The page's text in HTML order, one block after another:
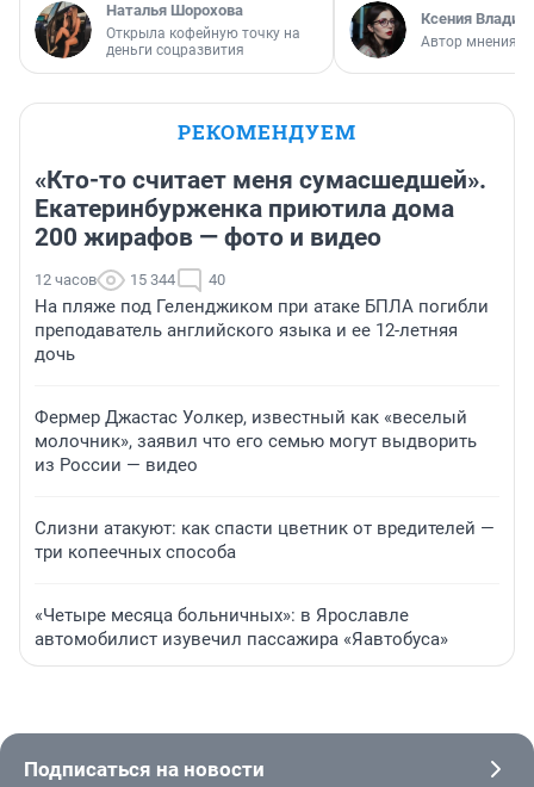
Наталья Шорохова
Открыла кофейную точку на
деньги соцразвития
Ксения
Автор мнения
РЕКОМЕНДУЕМ
«Кто-то считает меня сумасшедшей».
Екатеринбурженка приютила дома
200 жирафов — фото и видео
12 часов 15 344 40
На пляже под Геленджиком при атаке БПЛА погибли
преподаватель английского языка и ее 12-летняя
дочь
Фермер Джастас Уолкер, известный как «веселый
молочник», заявил что его семью могут выдворить
из России — видео
Слизни атакуют: как спасти цветник от вредителей —
три копеечных способа
«Четыре месяца больничных»: в Ярославле
автомобилист изувечил пассажира «Яавтобуса»
Подписаться на новости